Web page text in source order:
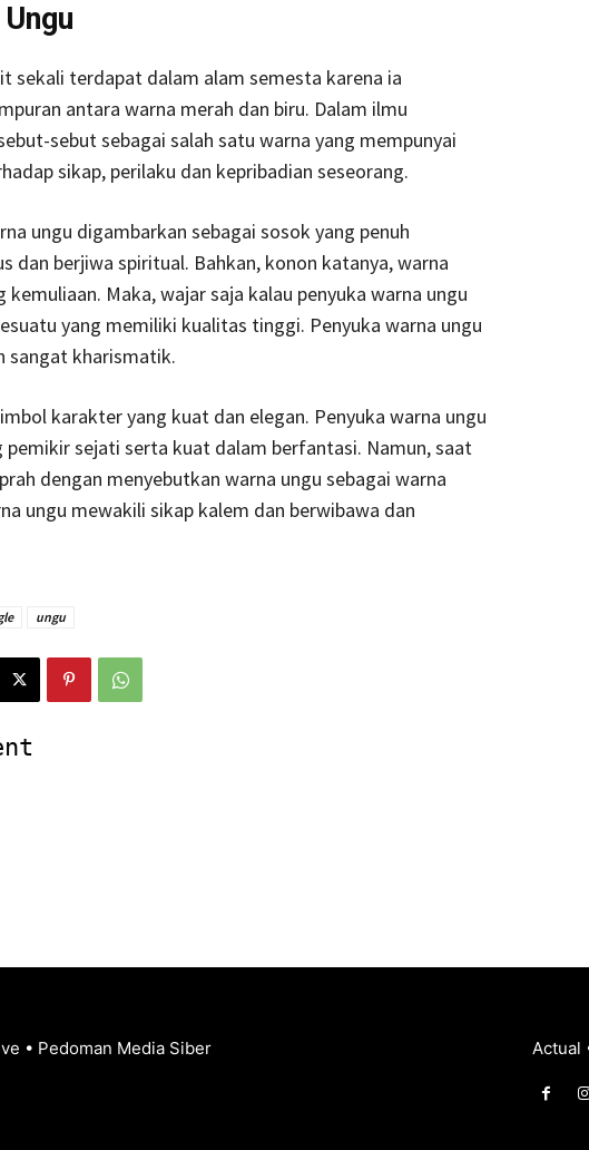
sekali terdapat dalam alam semesta karena ia
antara warna merah dan biru. Dalam ilmu
sebut sebagai salah satu warna yang mempunyai
sikap, perilaku dan kepribadian seseorang.
ungu digambarkan sebagai sosok yang penuh
dan berjiwa spiritual. Bahkan, konon katanya, warna
kemuliaan. Maka, wajar saja kalau penyuka warna ungu
yang memiliki kualitas tinggi. Penyuka warna ungu
sangat kharismatik.
karakter yang kuat dan elegan. Penyuka warna ungu
sejati serta kuat dalam berfantasi. Namun, saat
dengan menyebutkan warna ungu sebagai warna
ungu mewakili sikap kalem dan berwibawa dan
ungu
• Pedoman Media Siber Actual